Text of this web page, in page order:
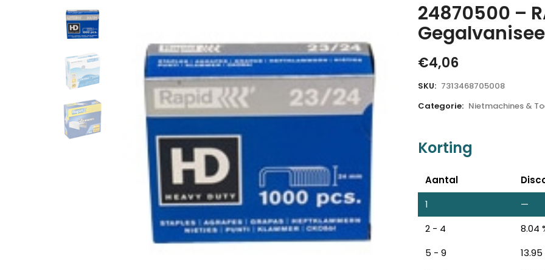
24870500 –
€4,06
SKU: 7313468705008
Categorie: Nietmachines &
Korting
Aantal
1
—
2 - 4
8.04
5 - 9
13.95